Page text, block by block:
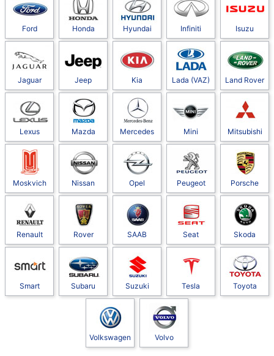
Ford Honda Hyundai Infiniti Isuzu
Jaguar Jeep Kia Lada (VAZ) Land Rover
Lexus Mazda Mercedes Mini Mitsubishi
Moskvich Nissan Opel Peugeot Porsche
Renault Rover SAAB Seat Skoda
Smart Subaru Suzuki Tesla Toyota
Volkswagen Volvo